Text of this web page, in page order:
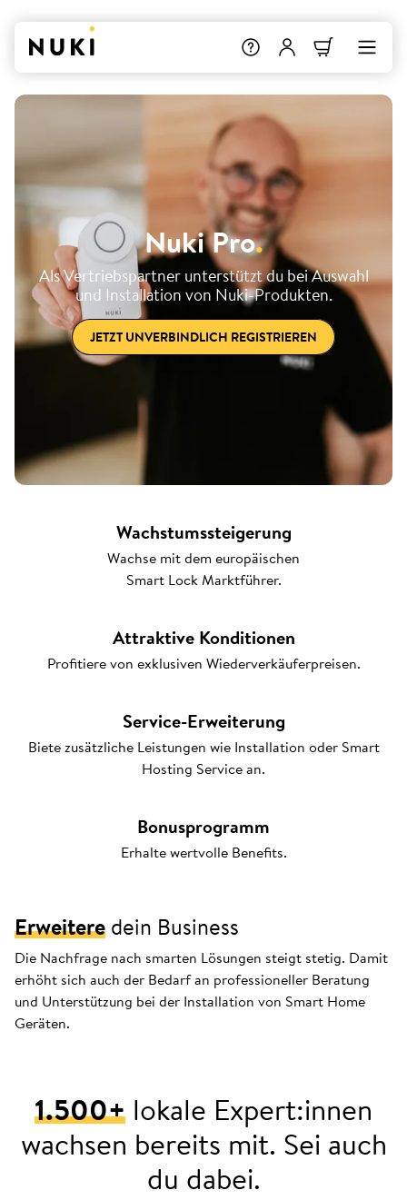
Nuki Pro.
Als Vertriebspartner unterstützt du bei Auswahl
und Installation von Nuki-Produkten.
JETZT UNVERBINDLICH REGISTRIEREN
Wachstumssteigerung
Wachse mit dem europäischen
Smart Lock Marktführer.
Attraktive Konditionen
Profitiere von exklusiven Wiederverkäuferpreisen.
Service-Erweiterung
Biete zusätzliche Leistungen wie Installation oder Smart
Hosting Service an.
Bonusprogramm
Erhalte wertvolle Benefits.
Erweitere dein Business
Die Nachfrage nach smarten Lösungen steigt stetig. Damit
erhöht sich auch der Bedarf an professioneller Beratung
und Unterstützung bei der Installation von Smart Home
Geräten.
1.500+ lokale Expert:innen
wachsen bereits mit. Sei auch
du dabei.